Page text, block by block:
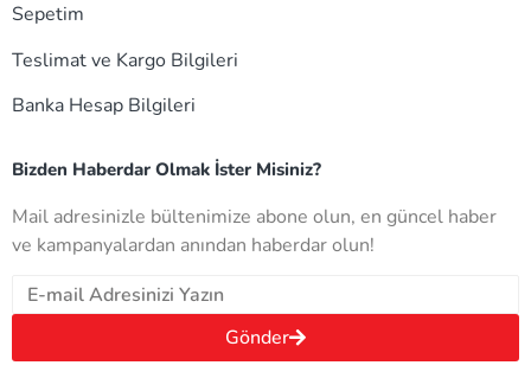
Sepetim
Teslimat ve Kargo Bilgileri
Banka Hesap Bilgileri
Bizden Haberdar Olmak İster Misiniz?
Mail adresinizle bültenimize abone olun, en güncel haber
ve kampanyalardan anından haberdar olun!
Gönder